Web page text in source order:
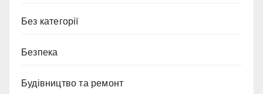
Без категорії
Безпека
Будівництво та ремонт